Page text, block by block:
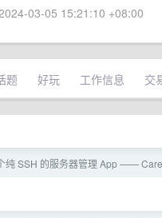
03-05 15:21:10 +08:00
题 好玩 工作信息 交
纯 SSH 的服务器管理 App ——